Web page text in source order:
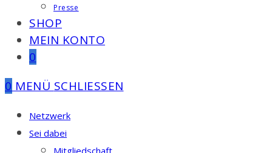
Presse
SHOP
MEIN KONTO
0
0 MENÜ SCHLIESSEN
Netzwerk
Sei dabei
Mitgliedschaft